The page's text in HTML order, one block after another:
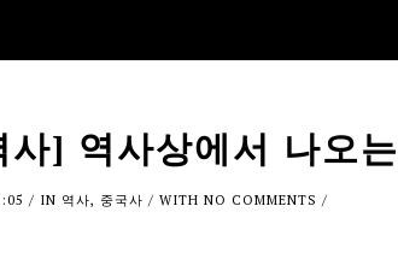
사] 역사상에서 나오
/ IN 역사, 중국사 / WITH NO COMMENTS /